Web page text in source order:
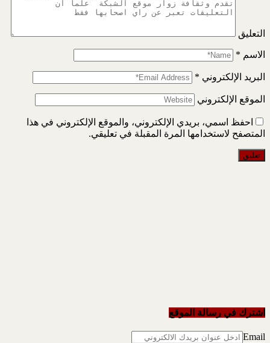
التعليق
الاسم *
البريد الإلكتروني *
الموقع الإلكتروني
احفظ اسمي، بريدي الإلكتروني، والموقع الإلكتروني في هذا
المتصفح لاستخدامها المرة المقبلة في تعليقي.
اشترك في رسالة الموقع
Email